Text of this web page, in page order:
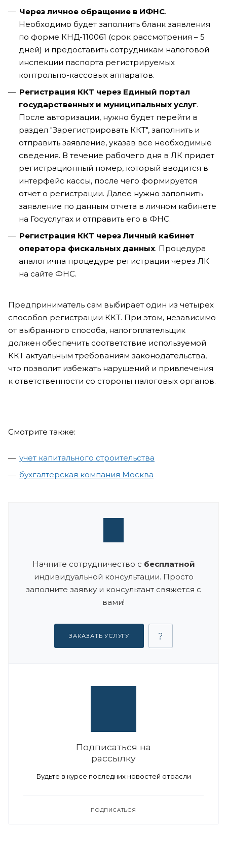
Через личное обращение в ИФНС.
Необходимо будет заполнить бланк заявления
по форме КНД-110061 (срок рассмотрения – 5
дней) и предоставить сотрудникам налоговой
инспекции паспорта регистрируемых
контрольно-кассовых аппаратов.
Регистрация ККТ через Единый портал
государственных и муниципальных услуг.
После авторизации, нужно будет перейти в
раздел "Зарегистрировать ККТ", заполнить и
отправить заявление, указав все необходимые
сведения. В течение рабочего дня в ЛК придет
регистрационный номер, который вводится в
интерфейс кассы, после чего формируется
отчет о регистрации. Далее нужно заполнить
заявление по данным отчета в личном кабинете
на Госуслугах и отправить его в ФНС.
Регистрация ККТ через Личный кабинет
оператора фискальных данных. Процедура
аналогична процедуре регистрации через ЛК
на сайте ФНС.
Предприниматель сам выбирает один из четырех
способов регистрации ККТ. При этом, независимо
от выбранного способа, налогоплательщик
должен обеспечить соответствие используемой
ККТ актуальным требованиям законодательства,
что позволит избежать нарушений и привлечения
к ответственности со стороны налоговых органов.
Смотрите также:
учет капитального строительства
бухгалтерская компания Москва
Начните сотрудничество с бесплатной
индивидуальной консультации. Просто
заполните заявку и консультант свяжется с
вами!
ЗАКАЗАТЬ УСЛУГУ
Подписаться на
рассылку
Будьте в курсе последних новостей отрасли
ПОДПИСАТЬСЯ